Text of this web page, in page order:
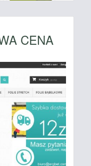
CENA